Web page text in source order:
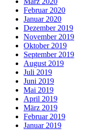
Februar 2020
Januar 2020
Dezember 2019
November 2019
Oktober 2019
September 2019
August 2019
Juli 2019
Juni 2019
Mai 2019
April 2019
März 2019
Februar 2019
Januar 2019